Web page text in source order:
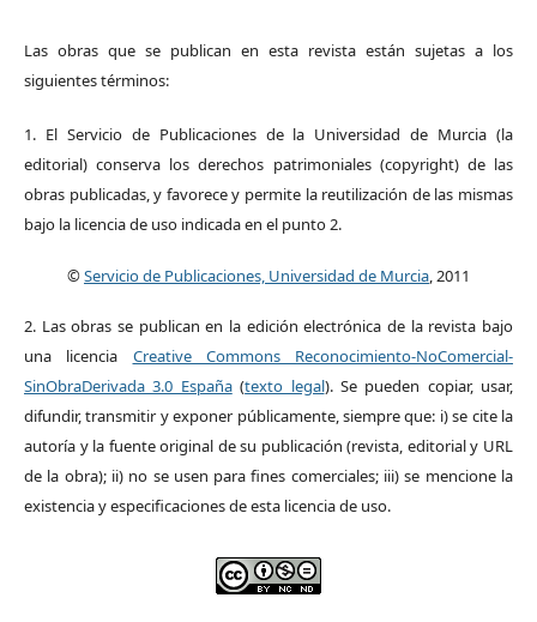
Las obras que se publican en esta revista están sujetas a los
siguientes términos:
1. El Servicio de Publicaciones de la Universidad de Murcia (la
editorial) conserva los derechos patrimoniales (copyright) de las
obras publicadas, y favorece y permite la reutilización de las mismas
bajo la licencia de uso indicada en el punto 2.
©Servicio de Publicaciones, Universidad de Murcia, 2011
2. Las obras se publican en la edición electrónica de la revista bajo
una licencia Creative Commons Reconocimiento-NoComercial-
SinObraDerivada 3.0 España(texto legal). Se pueden copiar, usar,
difundir, transmitir y exponer públicamente, siempre que: i) se cite la
autoría y la fuente original de su publicación (revista, editorial y URL
de la obra); ii) no se usen para fines comerciales; iii) se mencione la
existencia y especificaciones de esta licencia de uso.